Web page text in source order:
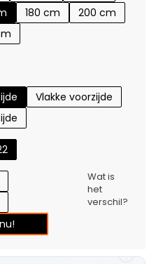
180 cm
200 cm
Vlakke voorzijde
Wat is
het
verschil?